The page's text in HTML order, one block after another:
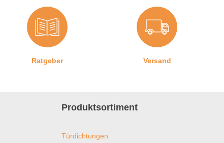
Ratgeber Versand
Produktsortiment
Türdichtungen